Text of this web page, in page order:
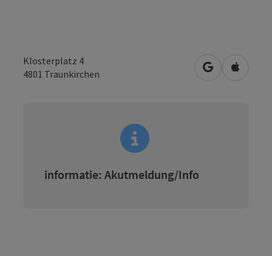
Klosterplatz 4
4801 Traunkirchen Openen in
informatie: Akutmeldung/Info